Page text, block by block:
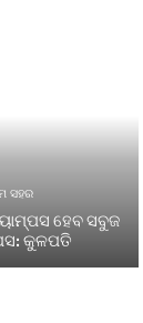
ସହର
ହେବ ସବୁଜ
କୁଳପତି